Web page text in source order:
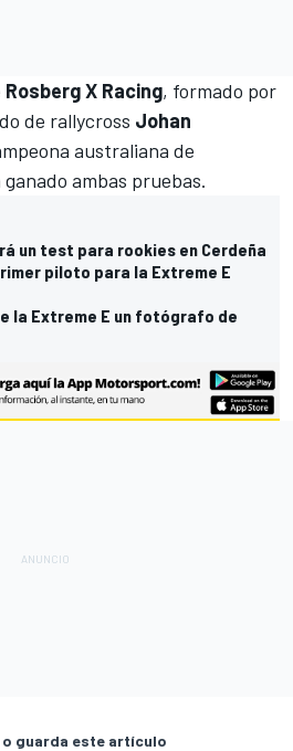
Rosberg X Racing, formado por
de rallycross Johan
australiana de
ganado ambas pruebas.
un test para rookies en Cerdeña
piloto para la Extreme E
la Extreme E un fotógrafo de
guarda este artículo